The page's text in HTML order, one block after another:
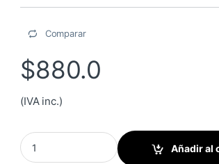
Comparar
$880.0
(IVA inc.)
Carrete para rodillo - GT0912 - Aspas 13 x
Añadir al